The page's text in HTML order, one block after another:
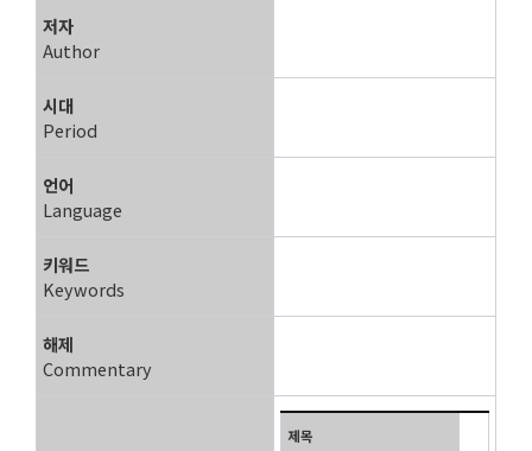
저자
Author
시대
Period
언어
Language
키워드
Keywords
해제
Commentary
제목